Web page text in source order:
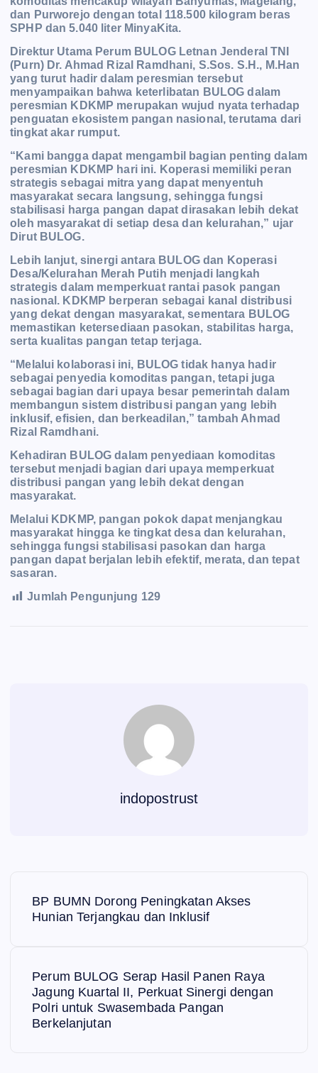
dan Purworejo dengan total 118.500 kilogram beras
SPHP dan 5.040 liter MinyaKita.
Direktur Utama Perum BULOG Letnan Jenderal TNI
(Purn) Dr. Ahmad Rizal Ramdhani, S.Sos. S.H., M.Han
yang turut hadir dalam peresmian tersebut
menyampaikan bahwa keterlibatan BULOG dalam
peresmian KDKMP merupakan wujud nyata terhadap
penguatan ekosistem pangan nasional, terutama dari
tingkat akar rumput.
“Kami bangga dapat mengambil bagian penting dalam
peresmian KDKMP hari ini. Koperasi memiliki peran
strategis sebagai mitra yang dapat menyentuh
masyarakat secara langsung, sehingga fungsi
stabilisasi harga pangan dapat dirasakan lebih dekat
oleh masyarakat di setiap desa dan kelurahan,” ujar
Dirut BULOG.
Lebih lanjut, sinergi antara BULOG dan Koperasi
Desa/Kelurahan Merah Putih menjadi langkah
strategis dalam memperkuat rantai pasok pangan
nasional. KDKMP berperan sebagai kanal distribusi
yang dekat dengan masyarakat, sementara BULOG
memastikan ketersediaan pasokan, stabilitas harga,
serta kualitas pangan tetap terjaga.
“Melalui kolaborasi ini, BULOG tidak hanya hadir
sebagai penyedia komoditas pangan, tetapi juga
sebagai bagian dari upaya besar pemerintah dalam
membangun sistem distribusi pangan yang lebih
inklusif, efisien, dan berkeadilan,” tambah Ahmad
Rizal Ramdhani.
Kehadiran BULOG dalam penyediaan komoditas
tersebut menjadi bagian dari upaya memperkuat
distribusi pangan yang lebih dekat dengan
masyarakat.
Melalui KDKMP, pangan pokok dapat menjangkau
masyarakat hingga ke tingkat desa dan kelurahan,
sehingga fungsi stabilisasi pasokan dan harga
pangan dapat berjalan lebih efektif, merata, dan tepat
sasaran.
Jumlah Pengunjung 129
indopostrust
BP BUMN Dorong Peningkatan Akses
Hunian Terjangkau dan Inklusif
Perum BULOG Serap Hasil Panen Raya
Jagung Kuartal II, Perkuat Sinergi dengan
Polri untuk Swasembada Pangan
Berkelanjutan